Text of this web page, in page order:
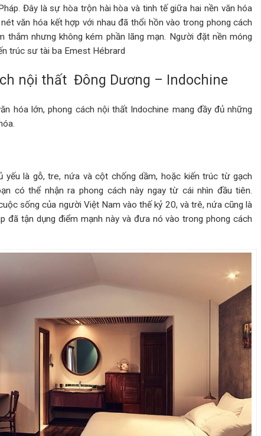
Đây là sự hòa trộn hài hòa và tinh tế giữa hai nền văn hóa
văn hóa kết hợp với nhau đã thổi hồn vào trong phong cách
thắm nhưng không kém phần lãng mạn. Người đặt nền móng
trúc sư tài ba Emest Hébrard
nội thất Đông Dương – Indochine
hóa lớn,phong cách nội thất Indochine mang đầy đủ những
yếu là gỗ, tre, nứa và cột chống dầm, hoặc kiến trúc từ gạch
có thể nhận ra phong cách này ngay từ cái nhìn đầu tiên.
sống của người Việt Nam vào thế kỷ 20, và trê, nứa cũng là
đã tận dụng điểm mạnh này và đưa nó vào trong phong cách